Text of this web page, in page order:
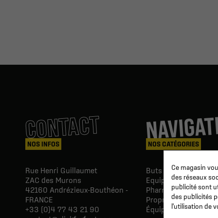
CONTACT
NOS INFOS
Rue Henri Guillaumet
ZAC des Murons
42160 Andrézieux-Bouthéon -
FRANCE
+33 (0)4 77 43 21 90
NOS CATÉGORIES
Buts & Abris football
Equipements du
Pharmacie & Soins
Proprio &
Équipements du
Ce magasin
des réseaux
publicité sont
des publicités
l'utilisation de